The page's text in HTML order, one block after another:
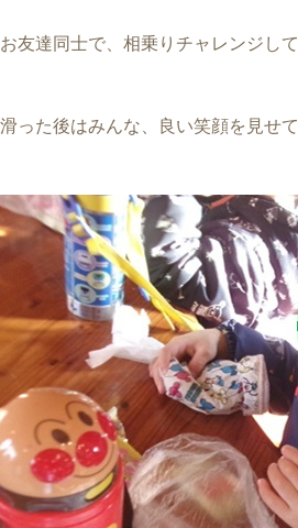
お友達同士で、相乗りチャレンジし
滑った後はみんな、良い笑顔を見せ